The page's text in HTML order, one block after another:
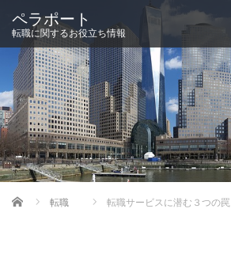
ペラポート
転職に関するお役立ち情報
Home 転職 転職サービスに潜む３つの罠